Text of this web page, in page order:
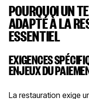
POURQUOI UN
ADAPTÉ À LA
ESSENTIEL
EXIGENCES
ENJEUX DU
La restauration exige